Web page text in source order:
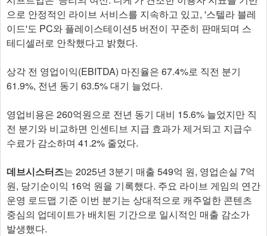
으로 안정적인 라이브 서비스를 지속하고 있고, '스텔라 블레
이드'도 PC와 플레이스테이션5 버전이 꾸준히 판매되며 스
테디셀러로 안착했다고 밝혔다.
상각 전 영업이익(EBITDA) 마진율은 67.4%로 직전 분기
61.9%, 전년 동기 63.5% 대기 늘었다.
영업비용은 260억원으로 전년 동기 대비 15.6% 늘었지만 직
전 분기와 비교하면 인센티브 지급 효과가 제거되고 지급수
수료가 감소하며 41.2% 줄었다.
데브시스터즈는 2025년 3분기 매출 549억 원, 영업손실 7억
원, 당기순이익 16억 원을 기록했다. 주요 라이브 게임의 연간
운영 로드맵 기준 이번 분기는 상대적으로 캐주얼한 콘텐츠
중심의 업데이트가 배치된 기간으로 일시적인 매출 감소가
발생했다.